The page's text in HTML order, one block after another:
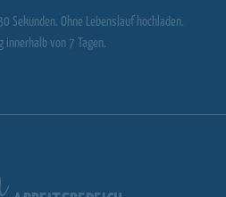
Sekunden. Ohne Lebenslauf hochladen.
innerhalb von 7 Tagen.